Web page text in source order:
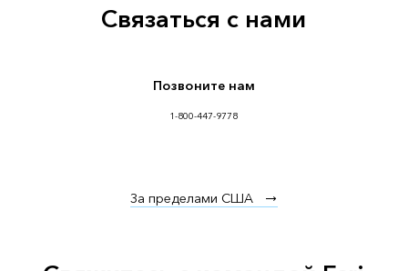
Связаться с нами
Позвоните нам
1-800-447-9778
За пределами США